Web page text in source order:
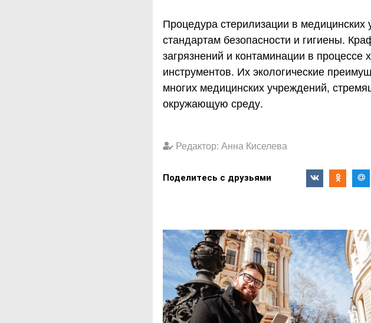
Процедура стерилизации в
стандартам безопасности и гигиены.
загрязнений и контаминации в процессе
инструментов. Их экологические
многих медицинских учреждений,
окружающую среду.
Редактор: Анна Киселева
Поделитесь с друзьями